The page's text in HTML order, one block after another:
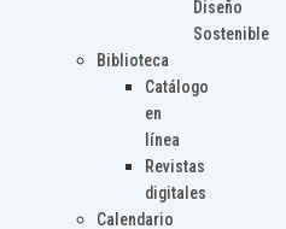
Diseño
Sostenible
Biblioteca
Catálogo
en
línea
Revistas
digitales
Calendario